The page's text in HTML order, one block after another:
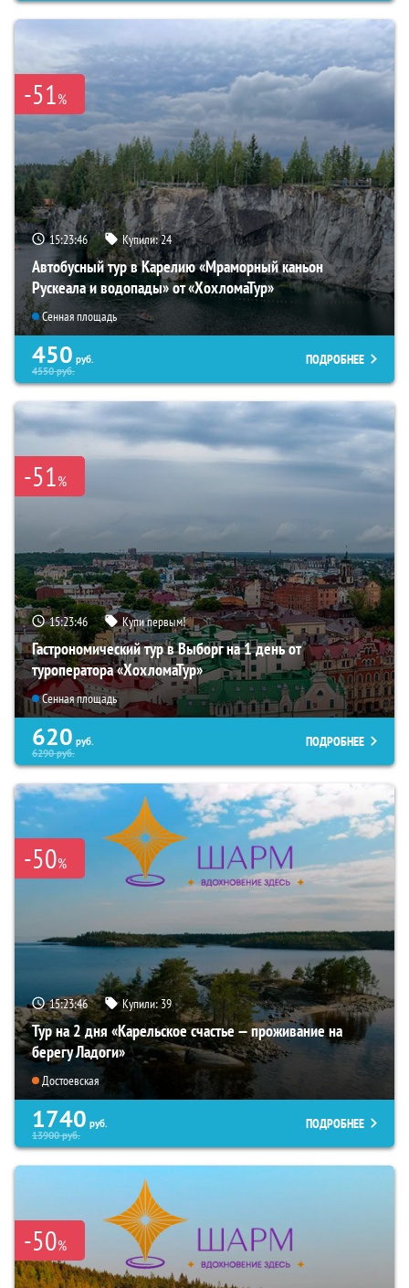
-51%
15:23:44 Купили:24
Автобусный тур в Карелию «Мраморный каньон
Рускеала и водопады» от «ХохломаТур»
Сенная площадь
450 руб.
4550руб.
ПОДРОБНЕЕ
-51%
15:23:44 Купи первым!
Гастрономический тур в Выборг на 1 день от
туроператора «ХохломаТур»
Сенная площадь
620 руб.
6290руб.
ПОДРОБНЕЕ
-50%
15:23:44 Купили:39
Тур на 2 дня «Карельское счастье — проживание на
берегу Ладоги»
Достоевская
1740 руб.
13900руб.
ПОДРОБНЕЕ
-50%